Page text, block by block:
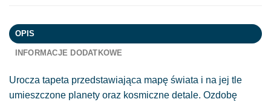
OPIS
INFORMACJE DODATKOWE
Urocza tapeta przedstawiająca mapę świata i na jej tle
umieszczone planety oraz kosmiczne detale. Ozdobę